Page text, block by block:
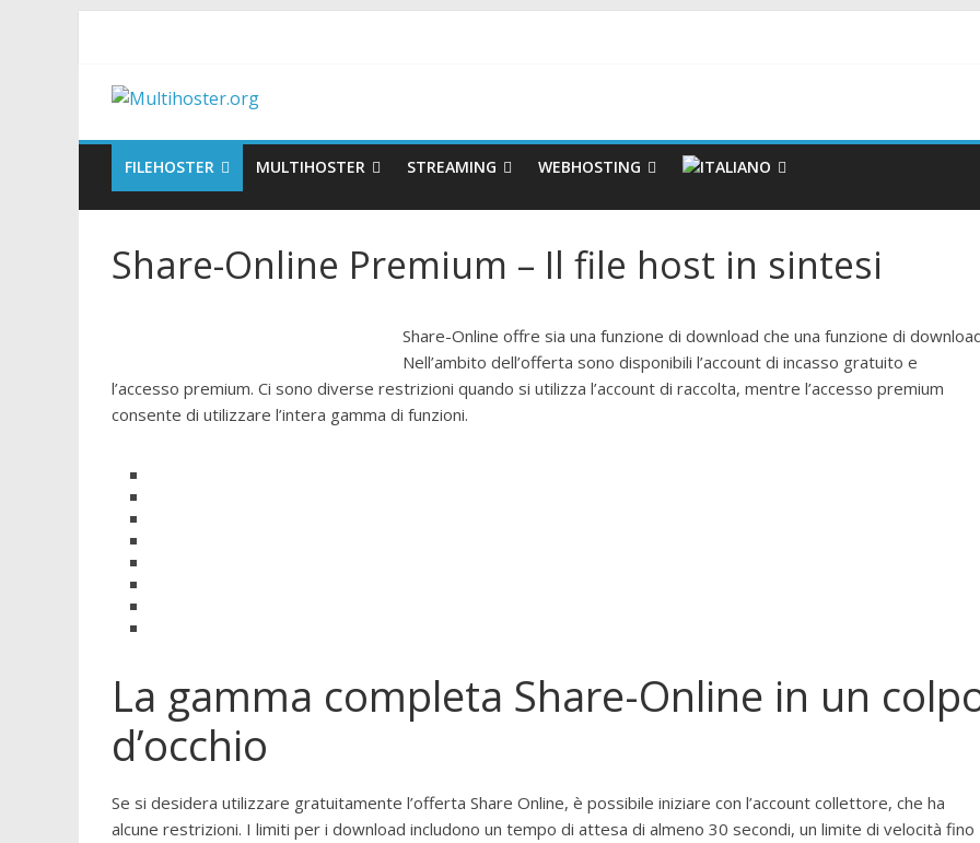
FILEHOSTER MULTIHOSTER STREAMING WEBHOSTING
Share-Online Premium – Il file host in sintesi
Share-Online offre sia una funzione di download che una funzione di
Nell’ambito dell’offerta sono disponibili l’account di incasso gratuito e
l’accesso premium. Ci sono diverse restrizioni quando si utilizza l’account di raccolta, mentre l’accesso premium
consente di utilizzare l’intera gamma di funzioni.
La gamma completa Share-Online in un
d’occhio
Se si desidera utilizzare gratuitamente l’offerta Share Online, è possibile iniziare con l’account collettore, che ha
alcune restrizioni. I limiti per i download includono un tempo di attesa di almeno 30 secondi, un limite di velocità fino